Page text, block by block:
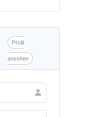
Profil
ansehen